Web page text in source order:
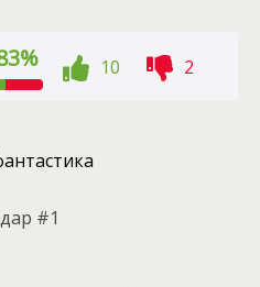
10 2
#1